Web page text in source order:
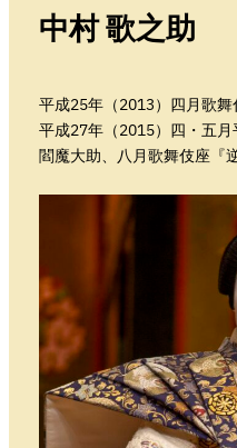
中村歌之助
平成25年（2013）四月歌舞
平成27年（2015）四・五月
閻魔大助、八月歌舞伎座『